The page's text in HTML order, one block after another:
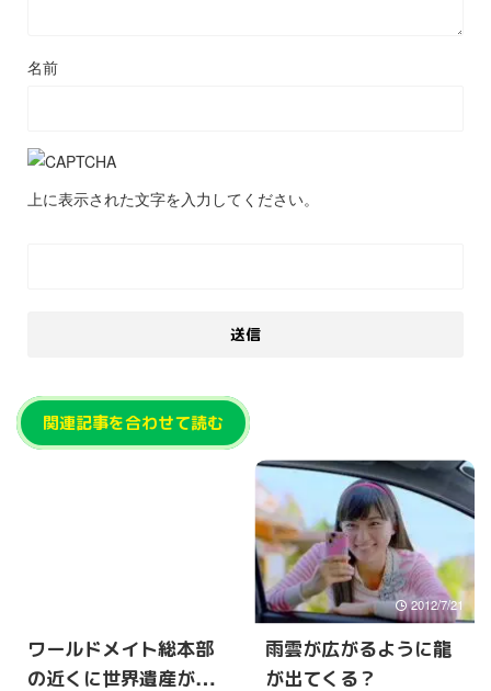
名前
上に表示された文字を入力してください。
関連記事を合わせて読む
ワールドメイト総本部
の近くに世界遺産が増
2012/7/21
雨雲が広がるように龍
が出てくる？